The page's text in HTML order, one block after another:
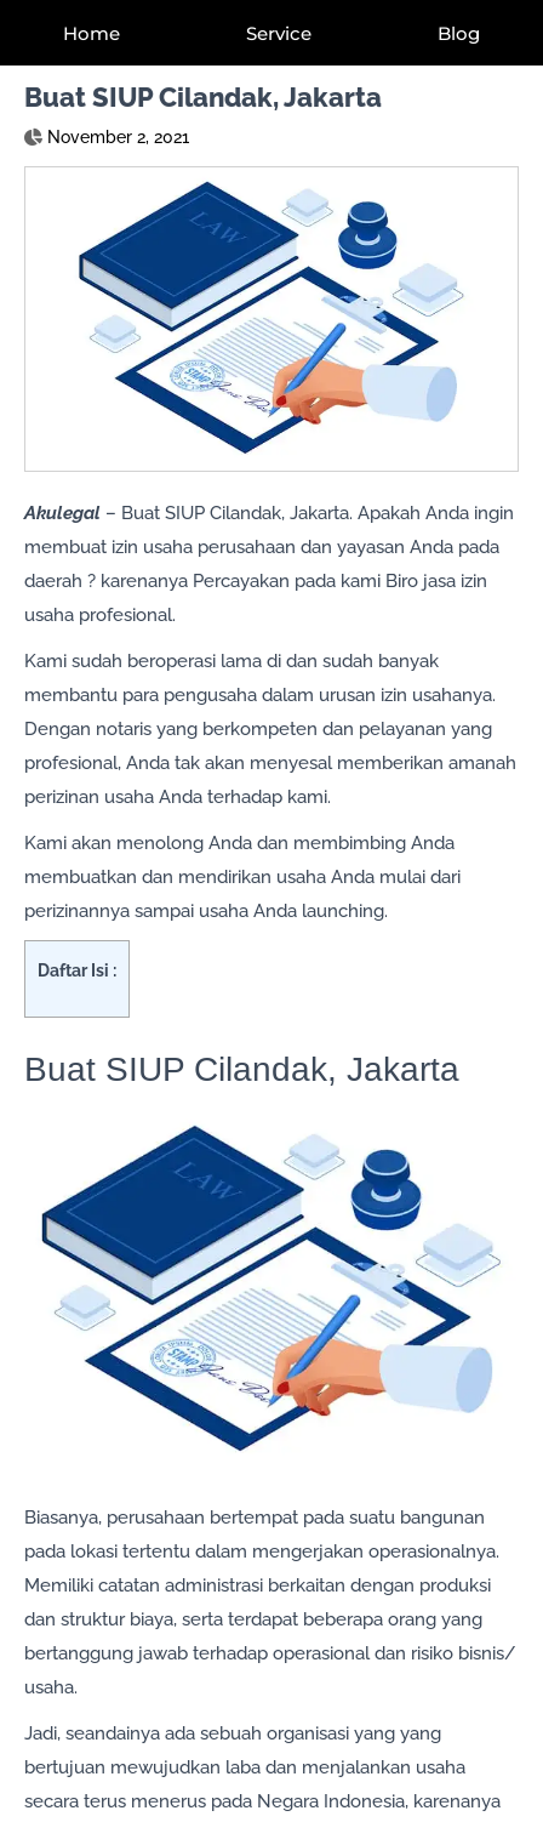
Home Service Blog
Buat SIUP Cilandak, Jakarta
November 2, 2021
Akulegal – Buat SIUP Cilandak, Jakarta. Apakah Anda ingin
membuat izin usaha perusahaan dan yayasan Anda pada
daerah ? karenanya Percayakan pada kami Biro jasa izin
usaha profesional.
Kami sudah beroperasi lama di dan sudah banyak
membantu para pengusaha dalam urusan izin usahanya.
Dengan notaris yang berkompeten dan pelayanan yang
profesional, Anda tak akan menyesal memberikan amanah
perizinan usaha Anda terhadap kami.
Kami akan menolong Anda dan membimbing Anda
membuatkan dan mendirikan usaha Anda mulai dari
perizinannya sampai usaha Anda launching.
Daftar Isi :
Buat SIUP Cilandak, Jakarta
Biasanya, perusahaan bertempat pada suatu bangunan
pada lokasi tertentu dalam mengerjakan operasionalnya.
Memiliki catatan administrasi berkaitan dengan produksi
dan struktur biaya, serta terdapat beberapa orang yang
bertanggung jawab terhadap operasional dan risiko bisnis/
usaha.
Jadi, seandainya ada sebuah organisasi yang yang
bertujuan mewujudkan laba dan menjalankan usaha
secara terus menerus pada Negara Indonesia, karenanya